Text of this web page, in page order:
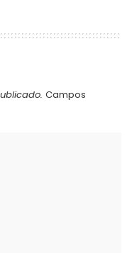
Campos